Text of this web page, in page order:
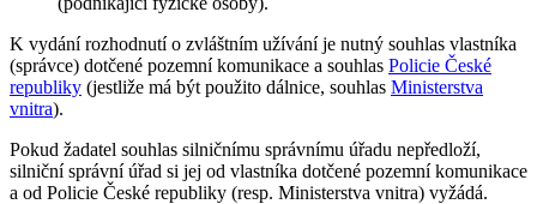
K vydání rozhodnutí o zvláštním užívání je nutný souhlas vlastníka
(správce) dotčené pozemní komunikace a souhlas Policie České
republiky (jestliže má být použito dálnice, souhlas Ministerstva
vnitra).
Pokud žadatel souhlas silničnímu správnímu úřadu nepředloží,
silniční správní úřad si jej od vlastníka dotčené pozemní komunikace
a od Policie České republiky (resp. Ministerstva vnitra) vyžádá.